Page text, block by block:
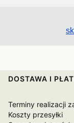
Linki w
DOSTAWA I
Terminy realizacji
Koszty przesyłki